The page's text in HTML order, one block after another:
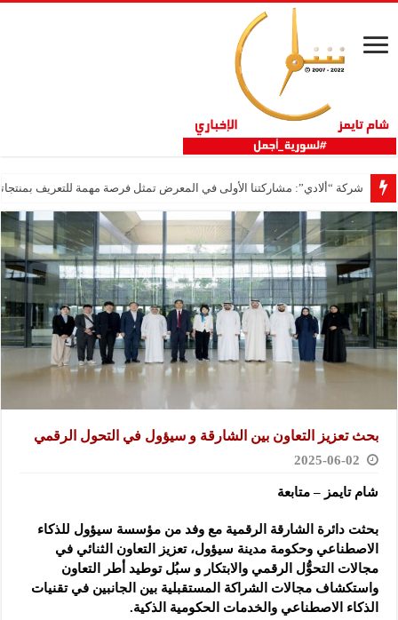
شركة “ألادي”: مشاركتنا الأولى في المعرض تمثل فرصة مهمة للتعريف
بحث تعزيز التعاون بين الشارقة و سيؤول في التحول الرقمي
2025-06-02
شام تايمز – متابعة
بحثت دائرة الشارقة الرقمية مع وفد من مؤسسة سيؤول للذكاء
الاصطناعي وحكومة مدينة سيؤول، تعزيز التعاون الثنائي في
مجالات التحوُّل الرقمي والابتكار و سبُل توطيد أطر التعاون
واستكشاف مجالات الشراكة المستقبلية بين الجانبين في تقنيات
الذكاء الاصطناعي والخدمات الحكومية الذكية.